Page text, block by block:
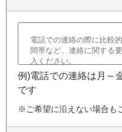
例)電話での連絡は月～
です
※ご希望に沿えない場合も